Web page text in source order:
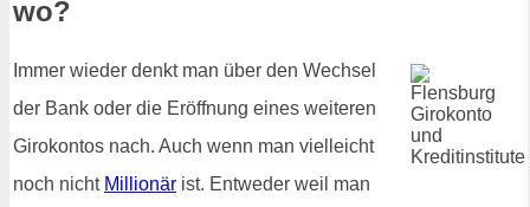
wo?
Immer wieder denkt man über den Wechsel
der Bank oder die Eröffnung eines weiteren
Girokontos nach. Auch wenn man vielleicht
noch nicht Millionär ist. Entweder weil man